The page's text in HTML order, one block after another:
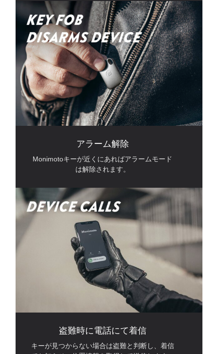
アラーム解除
Monimotoキーが近くにあればアラームモード
は解除されます。
盗難時に電話にて着信
キーが見つからない場合は盗難と判断し、着信